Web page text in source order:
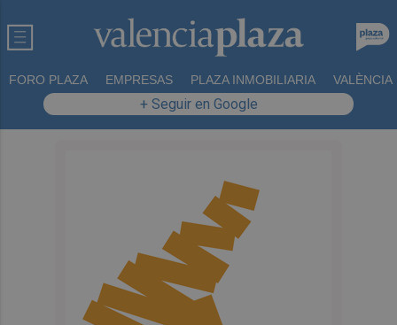
FORO PLAZA EMPRESAS PLAZA INMOBILIARIA VALÈNCIA
+ Seguir en Google